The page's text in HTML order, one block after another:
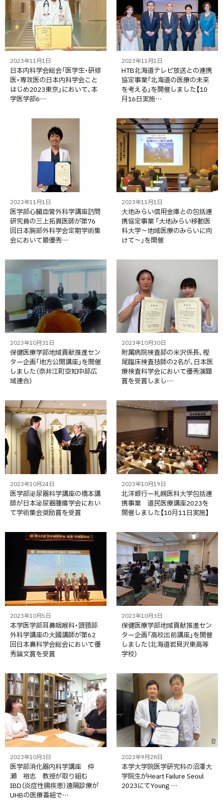
2023年11月1日
日本内科学会総会「医学生・研修
医・専攻医の日本内科学会こと
はじめ2023東京」において、本
学医学部6…
2023年11月1日
HTB北海道テレビ放送との連携
協定事業「北海道の医療の未来
を考える」を開催しました【10
月16日実施…
2023年11月1日
医学部心臓血管外科学講座訪問
研究員の三上拓真医師が第76
回日本胸部外科学会定期学術集
会において最優秀…
2023年11月1日
大地みらい信用金庫との包括連
携協定事業 「大地みらい移動医
科大学～地域医療のみらいに向
けて～」を開催
2023年10月31日
保健医療学部地域貢献推進セン
ター企画「地方公開講座」を開催
しました（奈井江町空知中部広
域連合）
2023年10月30日
附属病院検査部の米沢係長、樫
尾臨床検査技師の2名が、日本医
療検査科学会において優秀演題
賞を受賞しまし…
2023年10月24日
医学部泌尿器科学講座の橋本講
師が日本泌尿器腫瘍学会におい
て学術集会奨励賞を受賞
2023年10月19日
北洋銀行ー札幌医科大学包括連
携事業 道民医療講座2023を
開催しました【10月11日実施】
2023年10月5日
本学医学部耳鼻咽喉科・頭頸部
外科学講座の大國講師が第62
回日本鼻科学会総会において優
秀論文賞を受賞
2023年10月3日
保健医療学部地域貢献推進セン
ター企画「高校出前講座」を開催
しました（北海道岩見沢東高等
学校）
2023年10月3日
医学部消化器内科学講座 仲
瀬 裕志 教授が取り組む
IBD（炎症性腸疾患）遠隔診療が
UHBの医療番組で…
2023年9月28日
本学大学院医学研究科の沼澤大
学院生がHeart Failure Seoul
2023にてYoung …